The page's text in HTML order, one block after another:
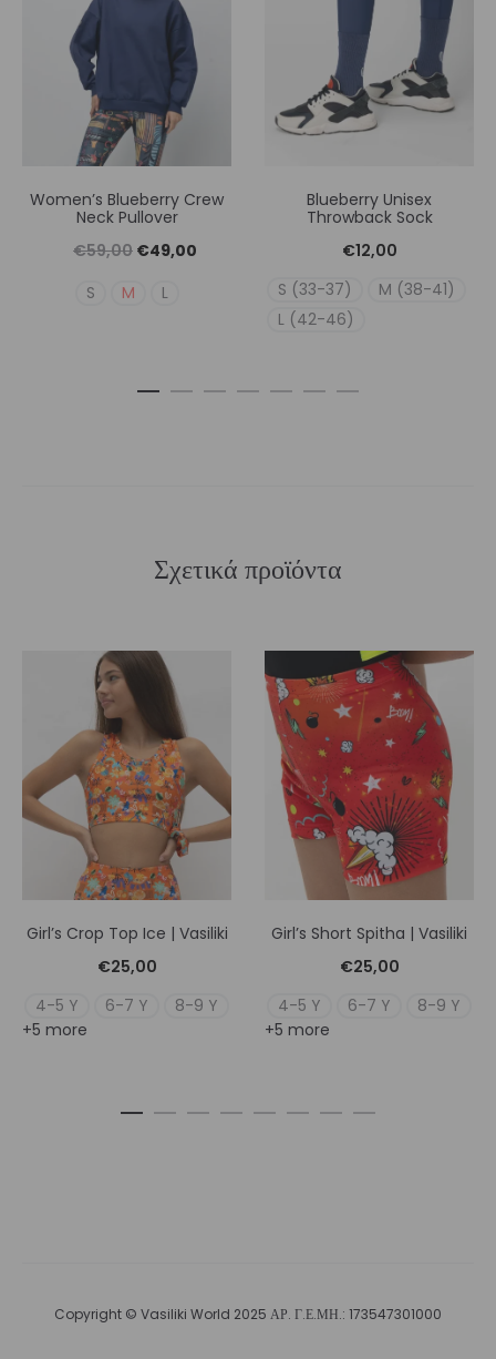
Women’s Blueberry Crew
Neck Pullover
€59,00 Original
price
€49,00
S M L
Blueberry Unisex
Throwback Sock
€12,00
S (33-37)
M (38-41)
L (42-46)
Σχετικά προϊόντα
Girl’s Crop Top Ice | Vasiliki
€25,00
4-5 Y
6-7 Y
8-9 Y
+5 more
Girl’s Short Spitha | Vasiliki
€25,00
4-5 Y
6-7 Y
8-9 Y
+5 more
Copyright © Vasiliki World 2025 ΑΡ. Γ.Ε.ΜΗ.: 173547301000